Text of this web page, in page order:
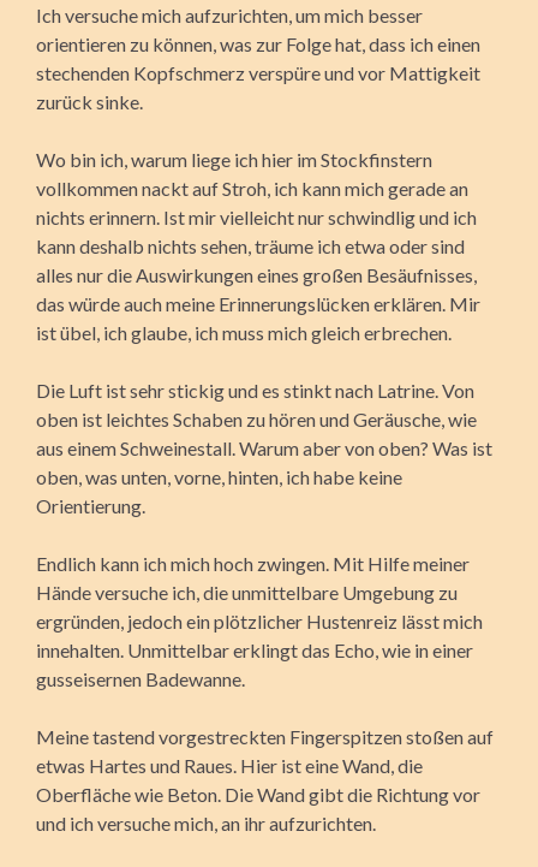
Ich versuche mich aufzurichten, um mich besser
orientieren zu können, was zur Folge hat, dass ich einen
stechenden Kopfschmerz verspüre und vor Mattigkeit
zurück sinke.
Wo bin ich, warum liege ich hier im Stockfinstern
vollkommen nackt auf Stroh, ich kann mich gerade an
nichts erinnern. Ist mir vielleicht nur schwindlig und ich
kann deshalb nichts sehen, träume ich etwa oder sind
alles nur die Auswirkungen eines großen Besäufnisses,
das würde auch meine Erinnerungslücken erklären. Mir
ist übel, ich glaube, ich muss mich gleich erbrechen.
Die Luft ist sehr stickig und es stinkt nach Latrine. Von
oben ist leichtes Schaben zu hören und Geräusche, wie
aus einem Schweinestall. Warum aber von oben? Was ist
oben, was unten, vorne, hinten, ich habe keine
Orientierung.
Endlich kann ich mich hoch zwingen. Mit Hilfe meiner
Hände versuche ich, die unmittelbare Umgebung zu
ergründen, jedoch ein plötzlicher Hustenreiz lässt mich
innehalten. Unmittelbar erklingt das Echo, wie in einer
gusseisernen Badewanne.
Meine tastend vorgestreckten Fingerspitzen stoßen auf
etwas Hartes und Raues. Hier ist eine Wand, die
Oberfläche wie Beton. Die Wand gibt die Richtung vor
und ich versuche mich, an ihr aufzurichten.